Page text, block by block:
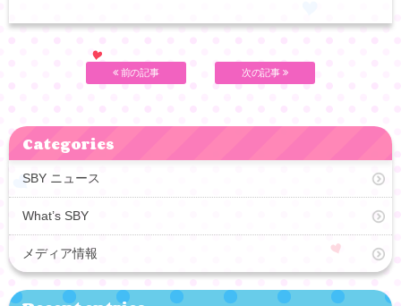
前の記事 次の記事
Categories
SBY ニュース
What’s SBY
メディア情報